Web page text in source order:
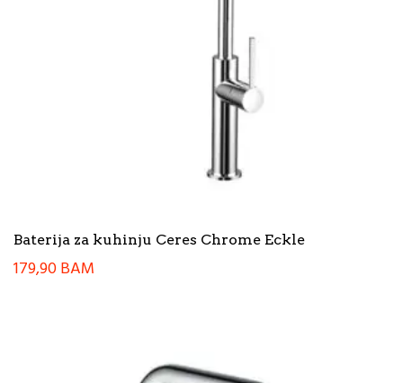
Baterija za kuhinju Ceres Chrome Eckle
179,90BAM